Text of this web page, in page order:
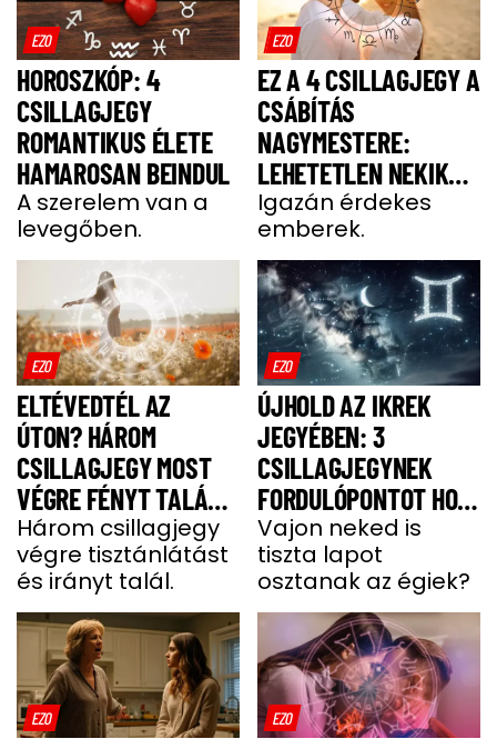
EZO
HOROSZKÓP: 4
CSILLAGJEGY
ROMANTIKUS ÉLETE
HAMAROSAN BEINDUL
A szerelem van a
levegőben.
EZO
EZ A 4 CSILLAGJEGY A
CSÁBÍTÁS
NAGYMESTERE:
LEHETETLEN NEKIK
ELLENÁLLNI
Igazán érdekes
emberek.
EZO
ELTÉVEDTÉL AZ
ÚTON? HÁROM
CSILLAGJEGY MOST
VÉGRE FÉNYT TALÁL A
SÖTÉTSÉGBEN –
KÖZTÜK VAGY?
Három csillagjegy
végre tisztánlátást
és irányt talál.
EZO
ÚJHOLD AZ IKREK
JEGYÉBEN: 3
CSILLAGJEGYNEK
FORDULÓPONTOT HOZ
AZ ÉLETÉBE
Vajon neked is
tiszta lapot
osztanak az égiek?
EZO EZO